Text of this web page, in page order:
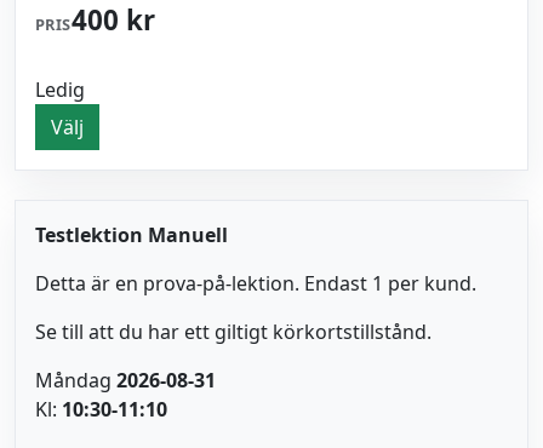
PRIS400 kr
Ledig
Välj
Testlektion Manuell
Detta är en prova-på-lektion. Endast 1 per kund.
Se till att du har ett giltigt körkortstillstånd.
Måndag 2026-08-31
Kl: 10:30-11:10